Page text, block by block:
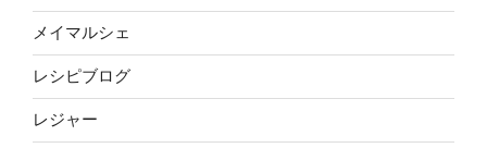
メイマルシェ
レシピブログ
レジャー